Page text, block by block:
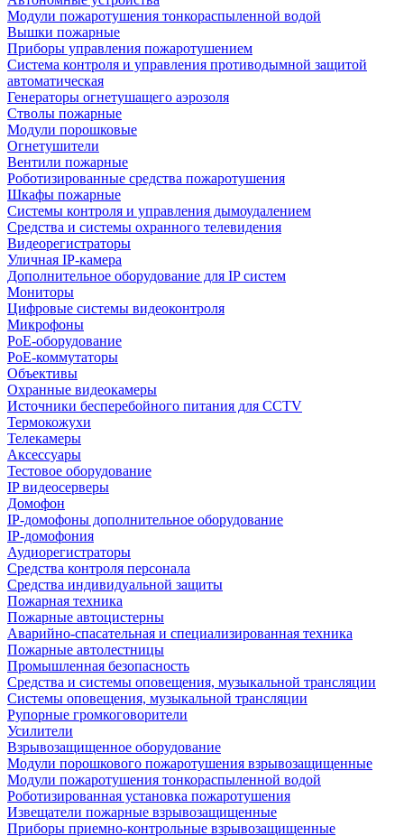
Модули пожаротушения тонкораспыленной водой
Вышки пожарные
Приборы управления пожаротушением
Система контроля и управления противодымной защитой
автоматическая
Генераторы огнетушащего аэрозоля
Стволы пожарные
Модули порошковые
Огнетушители
Вентили пожарные
Роботизированные средства пожаротушения
Шкафы пожарные
Системы контроля и управления дымоудалением
Средства и системы охранного телевидения
Видеорегистраторы
Уличная IP-камера
Дополнительное оборудование для IP систем
Мониторы
Цифровые системы видеоконтроля
Микрофоны
PoE-оборудование
PoE-коммутаторы
Объективы
Охранные видеокамеры
Источники бесперебойного питания для CCTV
Термокожухи
Телекамеры
Аксессуары
Тестовое оборудование
IP видеосерверы
Домофон
IP-домофоны дополнительное оборудование
IP-домофония
Аудиорегистраторы
Средства контроля персонала
Средства индивидуальной защиты
Пожарная техника
Пожарные автоцистерны
Аварийно-спасательная и специализированная техника
Пожарные автолестницы
Промышленная безопасность
Средства и системы оповещения, музыкальной трансляции
Системы оповещения, музыкальной трансляции
Рупорные громкоговорители
Усилители
Взрывозащищенное оборудование
Модули порошкового пожаротушения взрывозащищенные
Модули пожаротушения тонкораспыленной водой
Роботизированная установка пожаротушения
Извещатели пожарные взрывозащищенные
Приборы приемно-контрольные взрывозащищенные